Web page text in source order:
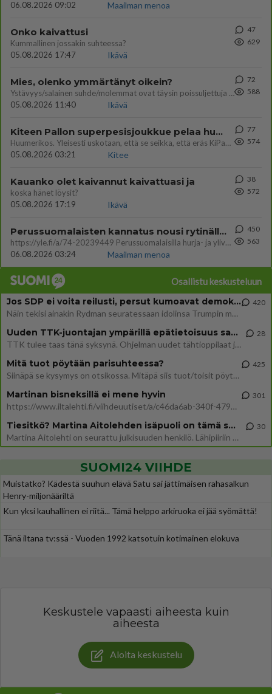
06.08.2026 09:02
Maailman menoa
Onko kaivattusi
Kummallinen jossakin suhteessa?
05.08.2026 17:47
Ikävä
47
629
Mies, olenko ymmärtänyt oikein?
Ystävyys/salainen suhde/molemmat ovat täysin poissuljettuja asioita? Nainen
05.08.2026 11:40
Ikävä
72
588
Kiteen Pallon superpesisjoukkue pelaa huumeiden vaikutuksen alaisena
Huumerikos. Yleisesti uskotaan, että se seikka, että eräs KiPan pelaaja kärähtää huumeista, on vain jäävuoren huippu. M
05.08.2026 03:21
Kitee
77
574
Kauanko olet kaivannut kaivattuasi ja
koska hänet löysit?
05.08.2026 17:19
Ikävä
38
572
Perussuomalaisten kannatus nousi rytinällä Ylen tänään julkaisemassa tuoreimmassa gallup-kyselyssä.
https://yle.fi/a/74-20239449 Perussuomalaisilla hurja- ja ylivoimaisesti suurin nousu tässä uudessa Ylen gallupissa. Kyl
06.08.2026 03:24
Maailman menoa
450
563
Osallistu keskusteluun
Jos SDP ei voita reilusti, persut kumoavat demokratian Suomesta
Näin tekisi ainakin Rydman seuratessaan idolinsa Trumpin mallia https://www.is.fi/politiikka/art-2000012187244.html
420
Uuden TTK-juontajan ympärillä epätietoisuus sakenee - Nyt MTV hämmentää soppaa
TTK tulee taas tänä syksynä. Ohjelman uudet tähtioppilaat julkistetaan torstaina 6. elokuuta klo 14 alkavassa lehdistö
28
Mitä tuot pöytään parisuhteessa?
Siinäpä se kysymys on otsikossa. Mitäpä siis tuot/toisit pöytään parisuhteessa? Oletko mies vai nainen? Koetko sen mitä
425
Martinan bisneksillä ei mene hyvin
https://www.iltalehti.fi/viihdeuutiset/a/c46da6ab-340f-4790-aaa7-0865eed2336 Yrityksen konkurssihakemus on tullut kärä
301
Tiesitkö? Martina Aitolehden isäpuoli on tämä suosittu laulaja
Martina Aitolehti on seurattu julkisuuden henkilö. Lähipiiriin mahtuu muitakin tunnettuja henkilöitä. Tiesitkö, että Ma
30
SUOMI24 VIIHDE
Muistatko? Kädestä suuhun elävä Satu sai jättimäisen rahasalkun
Henry-miljonääriltä
Kun yksi kauhallinen ei riitä... Tämä helppo arkiruoka ei jää syömättä!
Tänä iltana tv:ssä - Vuoden 1992 katsotuin kotimainen elokuva
Keskustele vapaasti aiheesta kuin
aiheesta
Aloita keskustelu